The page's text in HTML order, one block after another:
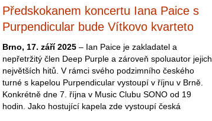
Předskokanem koncertu Iana Paice s
Purpendicular bude Vítkovo kvarteto
Brno, 17. září 2025 – Ian Paice je zakladatel a
nepřetržitý člen Deep Purple a zároveň spoluautor jejich
největších hitů. V rámci svého podzimního českého
turné s kapelou Purpendicular vystoupí v říjnu v Brně.
Konkrétně dne 7. října v Music Clubu SONO od 19
hodin. Jako hostující kapela zde vystoupí česká